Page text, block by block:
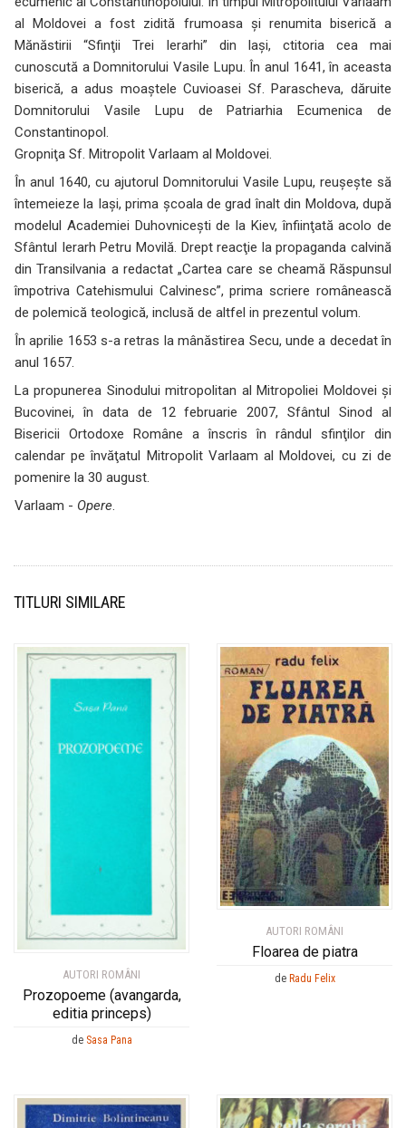
al Moldovei a fost zidită frumoasa şi renumita biserică a
Mănăstirii “Sfinţii Trei Ierarhi” din Iaşi, ctitoria cea mai
cunoscută a Domnitorului Vasile Lupu. În anul 1641, în aceasta
biserică, a adus moaştele Cuvioasei Sf. Parascheva, dăruite
Domnitorului Vasile Lupu de Patriarhia Ecumenica de
Constantinopol.
Gropniţa Sf. Mitropolit Varlaam al Moldovei.
În anul 1640, cu ajutorul Domnitorului Vasile Lupu, reuşeşte să
întemeieze la Iaşi, prima şcoala de grad înalt din Moldova, după
modelul Academiei Duhovniceşti de la Kiev, înfiinţată acolo de
Sfântul Ierarh Petru Movilă. Drept reacţie la propaganda calvină
din Transilvania a redactat „Cartea care se cheamă Răspunsul
împotriva Catehismului Calvinesc”, prima scriere românească
de polemică teologică, inclusă de altfel in prezentul volum.
În aprilie 1653 s-a retras la mânăstirea Secu, unde a decedat în
anul 1657.
La propunerea Sinodului mitropolitan al Mitropoliei Moldovei şi
Bucovinei, în data de 12 februarie 2007, Sfântul Sinod al
Bisericii Ortodoxe Române a înscris în rândul sfinţilor din
calendar pe învăţatul Mitropolit Varlaam al Moldovei, cu zi de
pomenire la 30 august.
Varlaam - Opere
TITLURI SIMILARE
AUTORI ROMÂNI
Prozopoeme (avangarda,
editia princeps)
de Sasa Pana
AUTORI ROMÂNI
Floarea de piatra
de Radu Felix